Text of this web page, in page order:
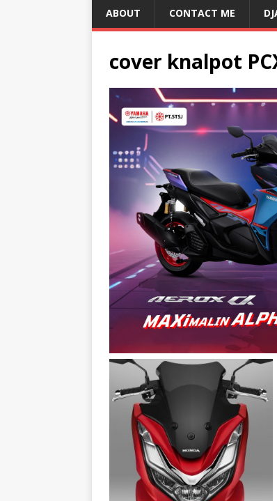
ABOUT CONTACT ME
cover knalpot